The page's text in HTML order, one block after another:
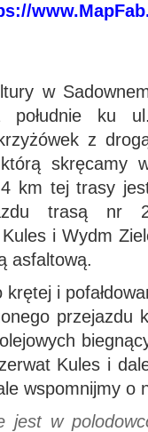
w
południe ku
z
skręcamy
km tej trasy
trasą nr
i Wydm
asfaltową.
i
przejazdu
Kules i
wspomnijmy o
jest w